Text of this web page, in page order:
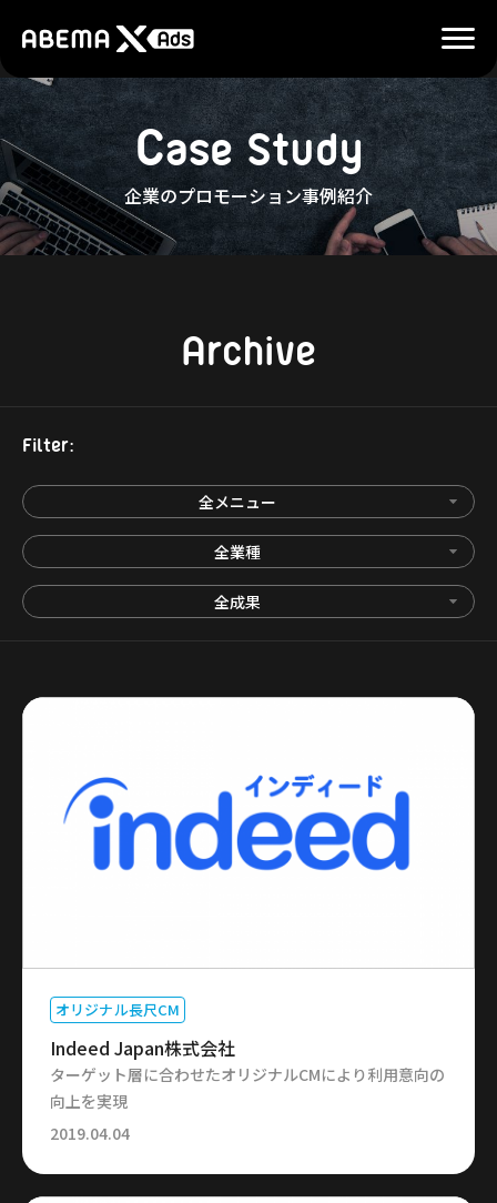
Case Study
企業のプロモーション事例紹介
Archive
Filter
全メニュー
全業種
全成果
オリジナル長尺CM
Indeed Japan株式会社
ターゲット層に合わせたオリジナルCMにより利用意向の
向上を実現
2019.04.04